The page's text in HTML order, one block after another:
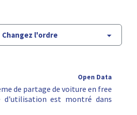
Changez l'ordre
Open Data
de partage de voiture en free
d'utilisation est montré dans